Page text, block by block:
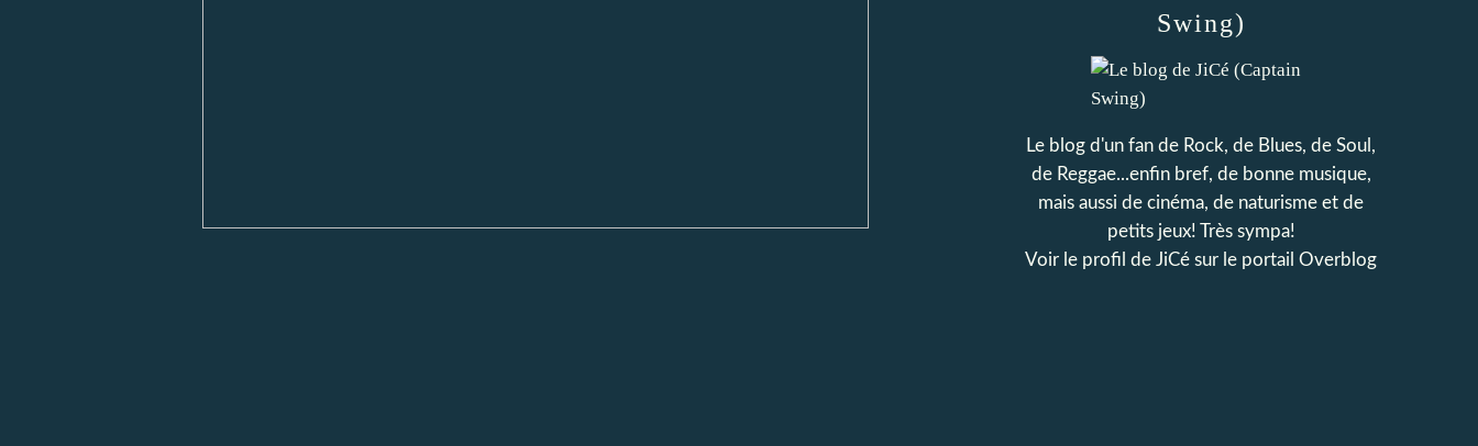
Swing)
Le blog d'un fan de Rock, de Blues, de Soul,
de Reggae...enfin bref, de bonne musique,
mais aussi de cinéma, de naturisme et de
petits jeux! Très sympa!
Voir le profil de JiCé sur le portail Overblog